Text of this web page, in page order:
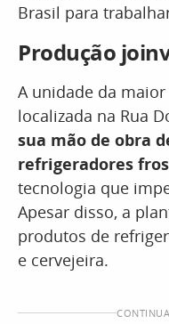
Brasil para
Produção
A unidade da maior
localizada na Rua
sua mão de obra
refrigeradores
tecnologia que
Apesar disso, a
produtos de
e cervejeira.